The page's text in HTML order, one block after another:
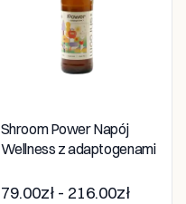
Shroom Power Napój
Wellness z adaptogenami
79.00zł - 216.00zł